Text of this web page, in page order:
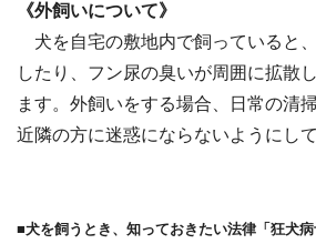
《外飼いについて》
犬を自宅の敷地内で飼っていると
したり、フン尿の臭いが周囲に拡散
ます。外飼いをする場合、日常の清
近隣の方に迷惑にならないようにして
■犬を飼うとき、知っておきたい法律「狂犬病